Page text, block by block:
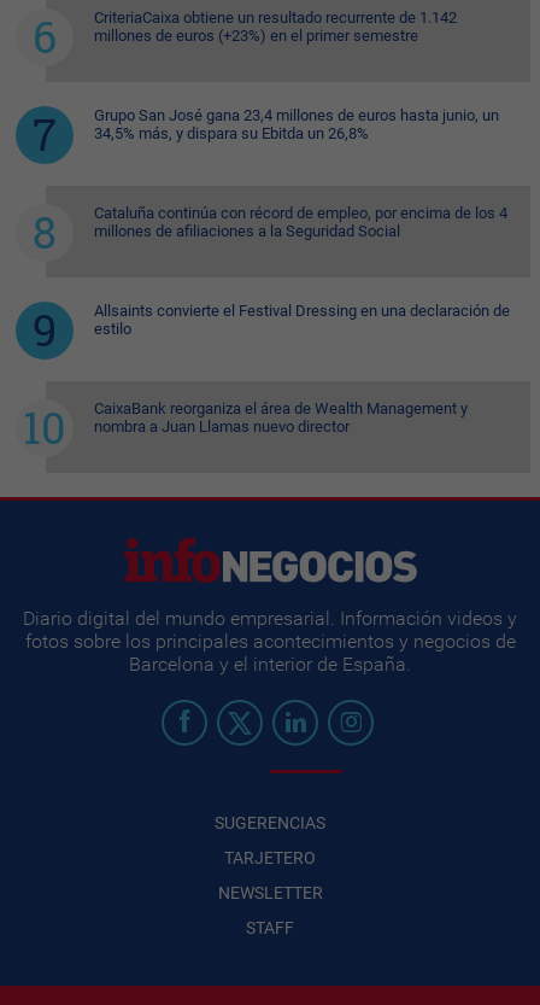
CriteriaCaixa obtiene un resultado recurrente de 1.142
millones de euros (+23%) en el primer semestre
Grupo San José gana 23,4 millones de euros hasta junio, un
34,5% más, y dispara su Ebitda un 26,8%
Cataluña continúa con récord de empleo, por encima de los 4
millones de afiliaciones a la Seguridad Social
Allsaints convierte el Festival Dressing en una declaración de
estilo
CaixaBank reorganiza el área de Wealth Management y
nombra a Juan Llamas nuevo director
Diario digital del mundo empresarial. Información videos y
fotos sobre los principales acontecimientos y negocios de
Barcelona y el interior de España.
SUGERENCIAS
TARJETERO
NEWSLETTER
STAFF